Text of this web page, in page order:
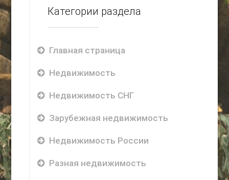
Категории раздела
Главная страница
Недвижимость
Недвижимость СНГ
Зарубежная недвижимость
Недвижимость России
Разная недвижимость